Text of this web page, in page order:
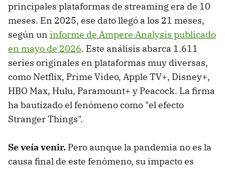
principales plataformas de streaming era de 10
meses. En 2025, ese dato llegó a los 21 meses,
según un informe de Ampere Analysis publicado
en mayo de 2026. Este análisis abarca 1.611
series originales en plataformas muy diversas,
como Netflix, Prime Video, Apple TV+, Disney+,
HBO Max, Hulu, Paramount+ y Peacock. La firma
ha bautizado el fenómeno como "el efecto
Stranger Things".
Se veía venir. Pero aunque la pandemia no es la
causa final de este fenómeno, su impacto es